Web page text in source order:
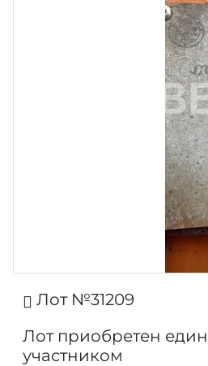
Лот №31209
Лот приобретен
участником